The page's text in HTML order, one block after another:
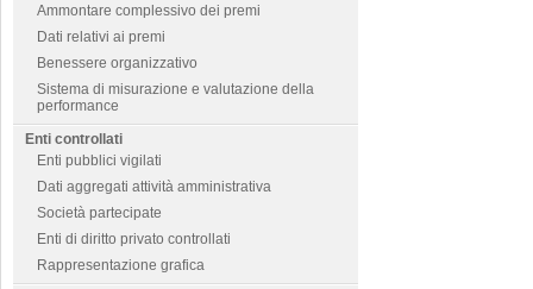
Ammontare complessivo dei premi
Dati relativi ai premi
Benessere organizzativo
Sistema di misurazione e valutazione della
performance
Enti controllati
Enti pubblici vigilati
Dati aggregati attività amministrativa
Società partecipate
Enti di diritto privato controllati
Rappresentazione grafica